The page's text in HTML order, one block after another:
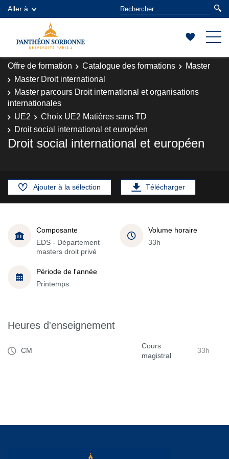
Aller à
Offre de formation Catalogue des formations
Master
Master Droit international
Master parcours Droit international et organisations
internationales
UE2
Choix UE2 Matières sans TD
Droit social international et européen
Droit social international et européen
Ajouter à la sélection Télécharger
Composante
EDS - Département
masters droit privé
Volume horaire
33h
Période de l'année
Printemps
Heures d'enseignement
CM
Cours
magistral
33h